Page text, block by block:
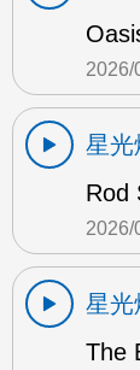
2026/
星光
Rod
2026/
星光
The